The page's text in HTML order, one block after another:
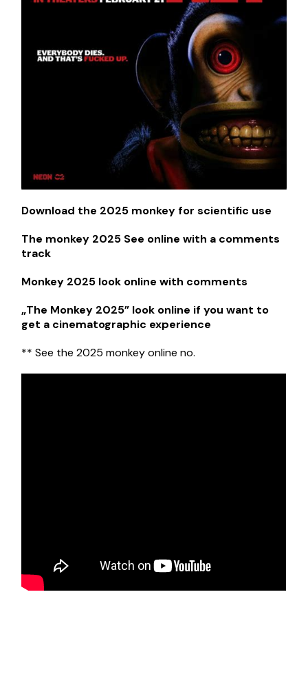
Download the 2025 monkey for scientific use
The monkey 2025 See online with a comments
track
Monkey 2025 look online with comments
„The Monkey 2025” look online if you want to
get a cinematographic experience
** See the 2025 monkey online no.